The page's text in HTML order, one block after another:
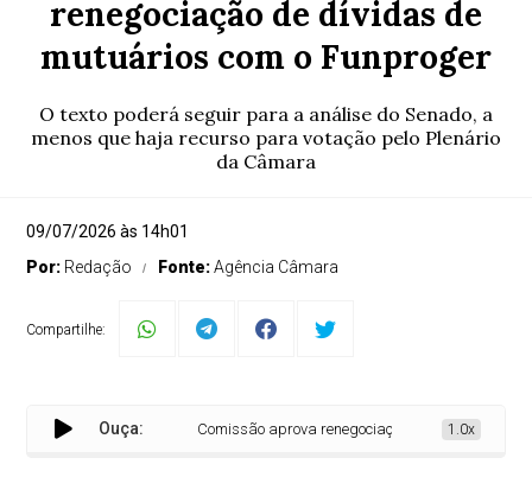
renegociação de dívidas de
mutuários com o Funproger
O texto poderá seguir para a análise do Senado, a
menos que haja recurso para votação pelo Plenário
da Câmara
09/07/2026 às 14h01
Por: Redação Fonte:Agência Câmara
Compartilhe:
Ouça: Comissão aprova renegociação de dívidas de
1.0x